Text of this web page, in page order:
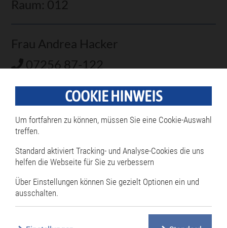
Raum: 012
Frau Andrea Hacker
07256 87-122
andrea.hacker@philippsburg.de
Fachdienst: Bürgerbüro
Raum: 009
Frau Anna Schenfeld
07256 87-133
07256 87-133
COOKIE HINWEIS
Um fortfahren zu können, müssen Sie eine Cookie-Auswahl
treffen.
Standard aktiviert Tracking- und Analyse-Cookies die uns
helfen die Webseite für Sie zu verbessern
Über Einstellungen können Sie gezielt Optionen ein und
ausschalten.